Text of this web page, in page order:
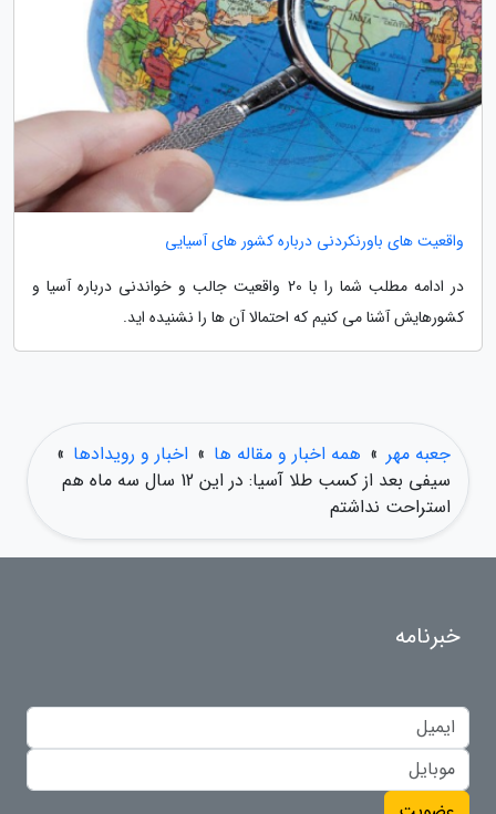
واقعیت های باورنکردنی درباره کشور های آسیایی
در ادامه مطلب شما را با 20 واقعیت جالب و خواندنی درباره آسیا و
کشورهایش آشنا می کنیم که احتمالا آن ها را نشنیده اید.
جعبه مهر » همه اخبار و مقاله ها » اخبار و رویدادها »
سیفی بعد از کسب طلا آسیا: در این 12 سال سه ماه هم
استراحت نداشتم
خبرنامه